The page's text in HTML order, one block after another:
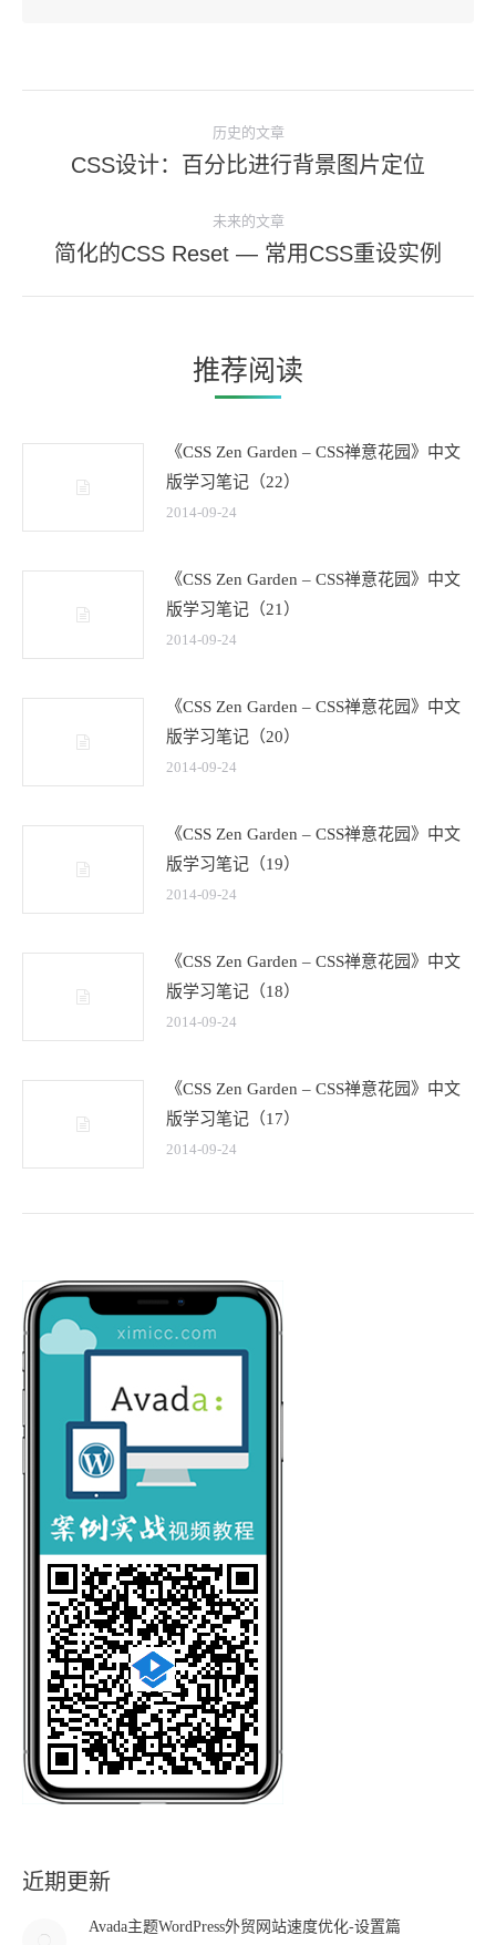
历史的文章
历
的
文
CSS设计：百分比进行背景图片定位
未来的文章
未
章：
简化的CSS Reset — 常用CSS重设实例
推荐阅读
《CSS Zen Garden – CSS禅意花园》中文
版学习笔记（22）
2014-09-24
《CSS Zen Garden – CSS禅意花园》中文
版学习笔记（21）
2014-09-24
《CSS Zen Garden – CSS禅意花园》中文
版学习笔记（20）
2014-09-24
《CSS Zen Garden – CSS禅意花园》中文
版学习笔记（19）
2014-09-24
《CSS Zen Garden – CSS禅意花园》中文
版学习笔记（18）
2014-09-24
《CSS Zen Garden – CSS禅意花园》中文
版学习笔记（17）
2014-09-24
近期更新
Avada主题WordPress外贸网站速度优化-设置篇